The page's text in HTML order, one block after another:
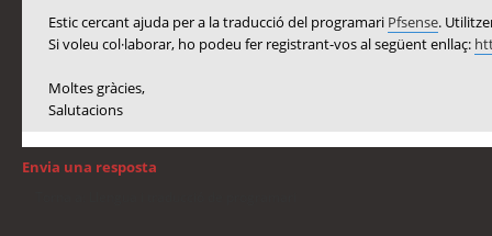
Estic cercant ajuda per a la traducció del programari Pfsense.
Si voleu col·laborar, ho podeu fer registrant-vos al següent enllaç:
Moltes gràcies,
Salutacions
Envia una resposta